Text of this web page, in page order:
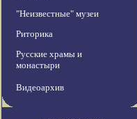
"Неизвестные" музеи
Риторика
Русские храмы и
монастыри
Видеоархив